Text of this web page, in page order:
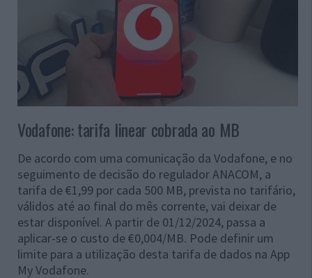
Vodafone: tarifa linear cobrada ao MB
De acordo com uma comunicação da Vodafone, e no
seguimento de decisão do regulador ANACOM, a
tarifa de €1,99 por cada 500 MB, prevista no tarifário,
válidos até ao final do mês corrente, vai deixar de
estar disponível. A partir de 01/12/2024, passa a
aplicar-se o custo de €0,004/MB. Pode definir um
limite para a utilização desta tarifa de dados na App
My Vodafone.